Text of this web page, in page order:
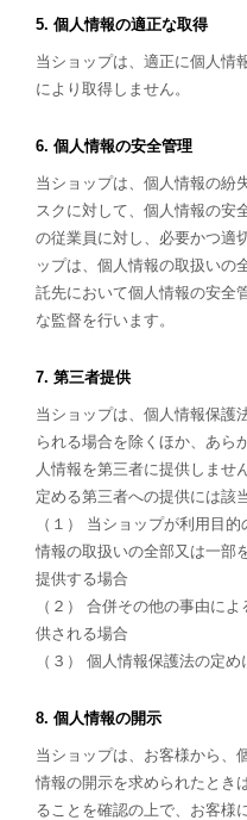
5. 個人情報の適正な取得
当ショップは、適正に個人情
により取得しません。
6. 個人情報の安全管理
当ショップは、個人情報の紛
スクに対して、個人情報の安
の従業員に対し、必要かつ適
ップは、個人情報の取扱いの
託先において個人情報の安全
な監督を行います。
7. 第三者提供
当ショップは、個人情報保護
られる場合を除くほか、あら
人情報を第三者に提供しませ
定める第三者への提供には該
（１） 当ショップが利用目
情報の取扱いの全部又は一部
提供する場合
（２） 合併その他の事由に
供される場合
（３） 個人情報保護法の定
8. 個人情報の開示
当ショップは、お客様から、
情報の開示を求められたとき
ることを確認の上で、お客様